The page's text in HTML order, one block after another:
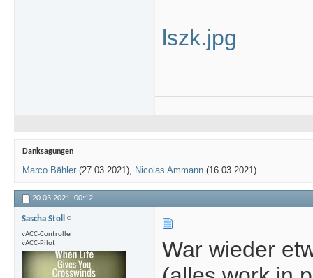
lszk.jpg
Danksagungen
Marco Bähler (27.03.2021), Nicolas Ammann (16.03.2021)
20.03.2021, 00:12
Sascha Stoll
vACC-Controller
vACC-Pilot
War wieder